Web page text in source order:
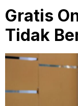
Gratis
Tidak